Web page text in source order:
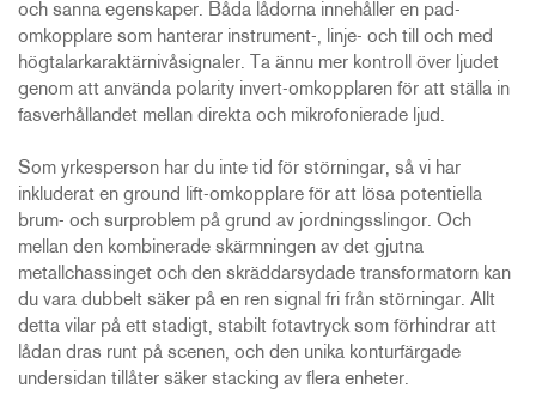
och sanna egenskaper. Båda lådorna innehåller en pad-
omkopplare som hanterar instrument-, linje- och till och med
högtalarkaraktärnivåsignaler. Ta ännu mer kontroll över ljudet
genom att använda polarity invert-omkopplaren för att ställa in
fasverhållandet mellan direkta och mikrofonierade ljud.
Som yrkesperson har du inte tid för störningar, så vi har
inkluderat en ground lift-omkopplare för att lösa potentiella
brum- och surproblem på grund av jordningsslingor. Och
mellan den kombinerade skärmningen av det gjutna
metallchassinget och den skräddarsydade transformatorn kan
du vara dubbelt säker på en ren signal fri från störningar. Allt
detta vilar på ett stadigt, stabilt fotavtryck som förhindrar att
lådan dras runt på scenen, och den unika konturfärgade
undersidan tillåter säker stacking av flera enheter.